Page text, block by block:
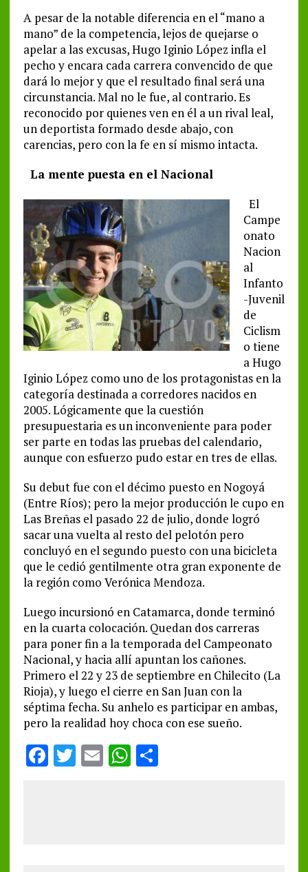
A pesar de la notable diferencia en el “mano a
mano” de la competencia, lejos de quejarse o
apelar a las excusas, Hugo Iginio López infla el
pecho y encara cada carrera convencido de que
dará lo mejor y que el resultado final será una
circunstancia. Mal no le fue, al contrario. Es
reconocido por quienes ven en él a un rival leal,
un deportista formado desde abajo, con
carencias, pero con la fe en sí mismo intacta.
La mente puesta en el Nacional
El
Campe
onato
Nacion
al
Infanto
-Juvenil
de
Ciclism
o tiene
a Hugo
Iginio López como uno de los protagonistas en la
categoría destinada a corredores nacidos en
2005. Lógicamente que la cuestión
presupuestaria es un inconveniente para poder
ser parte en todas las pruebas del calendario,
aunque con esfuerzo pudo estar en tres de ellas.
Su debut fue con el décimo puesto en Nogoyá
(Entre Ríos); pero la mejor producción le cupo en
Las Breñas el pasado 22 de julio, donde logró
sacar una vuelta al resto del pelotón pero
concluyó en el segundo puesto con una bicicleta
que le cedió gentilmente otra gran exponente de
la región como Verónica Mendoza.
Luego incursionó en Catamarca, donde terminó
en la cuarta colocación. Quedan dos carreras
para poner fin a la temporada del Campeonato
Nacional, y hacia allí apuntan los cañones.
Primero el 22 y 23 de septiembre en Chilecito (La
Rioja), y luego el cierre en San Juan con la
séptima fecha. Su anhelo es participar en ambas,
pero la realidad hoy choca con ese sueño.
F T E WS